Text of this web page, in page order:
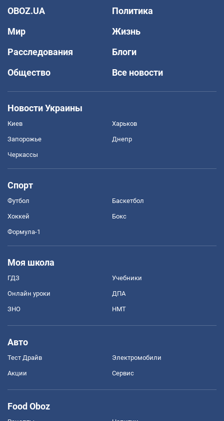
OBOZ.UA
Политика
Мир
Жизнь
Расследования
Блоги
Общество
Все новости
Новости Украины
Киев Харьков
Запорожье Днепр
Черкассы
Спорт
Футбол Баскетбол
Хоккей Бокс
Формула-1
Моя школа
ГДЗ Учебники
Онлайн уроки ДПА
ЗНО НМТ
Авто
Тест Драйв Электромобили
Акции Сервис
Food Oboz